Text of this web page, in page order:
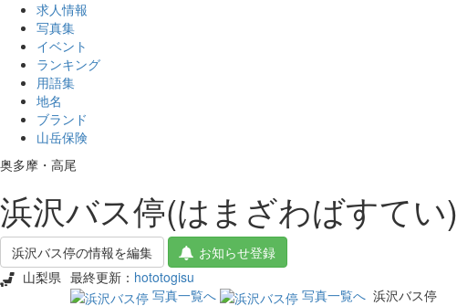
求人情報
写真集
イベント
ランキング
用語集
地名
ブランド
山岳保険
奥多摩・高尾
浜沢バス停(はまざわばすてい)
浜沢バス停の情報を編集
お知らせ登録
山梨県 最終更新： hototogisu
写真一覧へ
写真一覧へ 浜沢バス停